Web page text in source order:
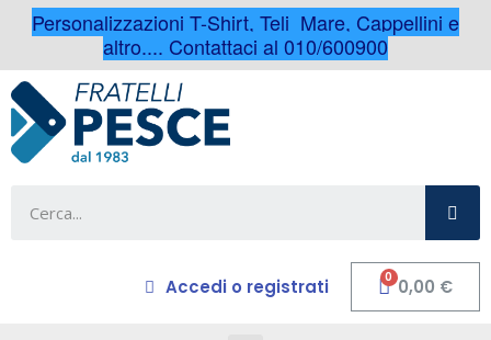
Personalizzazioni T-Shirt, Teli Mare, Cappellini e
altro.... Contattaci al 010/600900
Accedi o registrati 0,00 €